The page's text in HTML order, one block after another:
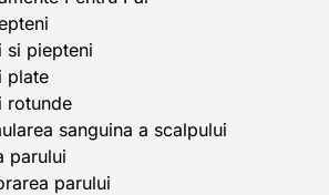
si piepteni
plate
rotunde
sanguina a scalpului
parului
parului